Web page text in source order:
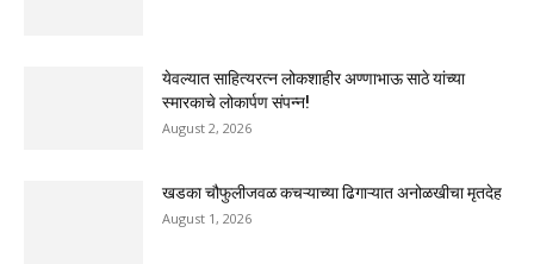
येवल्यात साहित्यरत्न लोकशाहीर अण्णाभाऊ साठे यांच्या
स्मारकाचे लोकार्पण संपन्न!
August 2, 2026
खडका चौफुलीजवळ कचऱ्याच्या ढिगाऱ्यात अनोळखीचा मृतदेह
August 1, 2026